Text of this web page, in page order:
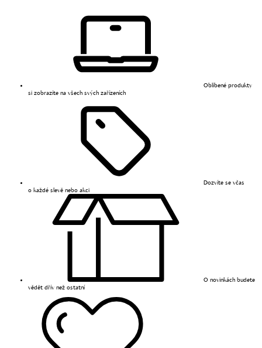
Oblíbené produkty
si zobrazíte na všech svých zařízeních
Dozvíte se včas
o každé slevě nebo akci
O novinkách budete
vědět dřív než ostatní